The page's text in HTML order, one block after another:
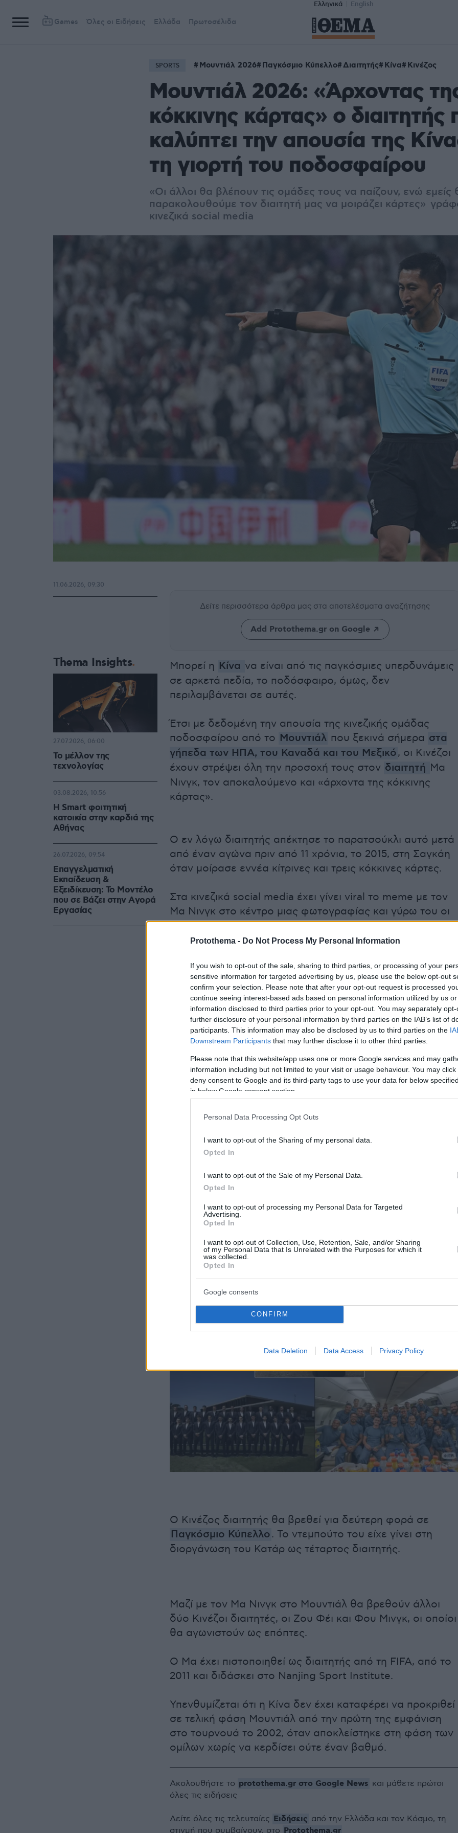
Protothema - Do Not Process My Personal Information
If you wish to opt-out of the sale, sharing to third parties, or processing of your
sensitive information for targeted advertising by us, please use the below opt-out
confirm your selection. Please note that after your opt-out request is processed
continue seeing interest-based ads based on personal information utilized by us
information disclosed to third parties prior to your opt-out. You may separately
further disclosure of your personal information by third parties on the IAB’s list of
participants. This information may also be disclosed by us to third parties on the
Downstream Participants that may further disclose it to other third parties.
Please note that this website/app uses one or more Google services and may
information including but not limited to your visit or usage behaviour. You may
deny consent to Google and its third-party tags to use your data for below
in below Google consent section.
Personal Data Processing Opt Outs
I want to opt-out of the Sharing of my personal data.
Opted In
I want to opt-out of the Sale of my Personal Data.
Opted In
I want to opt-out of processing my Personal Data for Targeted
Advertising.
Opted In
I want to opt-out of Collection, Use, Retention, Sale, and/or Sharing
of my Personal Data that Is Unrelated with the Purposes for which it
was collected.
Opted In
Google consents
CONFIRM
Data Deletion Data Access Privacy Policy
Ελληνικά English
Games Όλες οι Ειδήσεις Ελλάδα Πρωτοσέλιδα
SPORTS Μουντιάλ 2026 Παγκόσμιο Κύπελλο Διαιτητής Κίνα Κινέζος
Μουντιάλ 2026: «Άρχοντας
κόκκινης κάρτας» ο διαιτητής
καλύπτει την απουσία της
τη γιορτή του ποδοσφαίρου
«Οι άλλοι θα βλέπουν τις ομάδες τους να παίζουν, ενώ εμείς
παρακολουθούμε τον διαιτητή μας να μοιράζει κάρτες»
κινεζικά social media
Δείτε περισσότερα άρθρα μας στα αποτελέσματα αναζήτησης
Add Protothema.gr on Google
Μπορεί η Κίνα να είναι από τις παγκόσμιες υπερδυνάμεις
σε αρκετά πεδία, το ποδόσφαιρο, όμως, δεν
περιλαμβάνεται σε αυτές.
Έτσι με δεδομένη την απουσία της κινεζικής ομάδας
ποδοσφαίρου από το Μουντιάλ που ξεκινά σήμερα στα
γήπεδα των ΗΠΑ, του Καναδά και του Μεξικό, οι Κινέζοι
έχουν στρέψει όλη την προσοχή τους στον διαιτητή Μα
Νινγκ, τον αποκαλούμενο και «άρχοντα της κόκκινης
κάρτας».
Ο εν λόγω διαιτητής απέκτησε το παρατσούκλι αυτό μετά
από έναν αγώνα πριν από 11 χρόνια, το 2015, στη Σαγκάη
όταν μοίρασε εννέα κίτρινες και τρεις κόκκινες κάρτες.
Στα κινεζικά social media έχει γίνει viral το meme με τον
Μα Νινγκ στο κέντρο μιας φωτογραφίας και γύρω του οι
αποστολές εθνικών ομάδων που ταξίδεψαν στην
αμερικανική ήπειρο για το φετινό Μουντιάλ.
«Έχουμε τον Μα Νινγκ, ποιον έχετε εσείς;» αναρωτήθηκε
ένας χρήστης στην πλατφόρμα RedNote. «Οι άλλοι θα
βλέπουν τις ομάδες τους να παίζουν, ενώ εμείς θα
παρακολουθούμε τον διαιτητή μας να μοιράζει κάρτες»
σχολίασε ένας δεύτερος.
Ο Κινέζος διαιτητής θα βρεθεί για δεύτερη φορά σε
Παγκόσμιο Κύπελλο. Το ντεμπούτο του είχε γίνει στη
διοργάνωση του Κατάρ ως τέταρτος διαιτητής.
Μαζί με τον Μα Νινγκ στο Μουντιάλ θα βρεθούν άλλοι
δύο Κινέζοι διαιτητές, οι Ζου Φέι και Φου Μινγκ, οι οποίοι
θα αγωνιστούν ως επόπτες.
Ο Μα έχει πιστοποιηθεί ως διαιτητής από τη FIFA, από το
2011 και διδάσκει στο Nanjing Sport Institute.
Υπενθυμίζεται ότι η Κίνα δεν έχει καταφέρει να προκριθεί
σε τελική φάση Μουντιάλ από την πρώτη της εμφάνιση
στο τουρνουά το 2002, όταν αποκλείστηκε στη φάση των
ομίλων χωρίς να κερδίσει ούτε έναν βαθμό.
11.06.2026, 09:30
Thema Insights
Το μέλλον της
τεχνολογίας
27.07.2026, 06:00
Η Smart φοιτητική
κατοικία στην καρδιά της
Αθήνας
03.08.2026, 10:56
Επαγγελματική
Εκπαίδευση &
Εξειδίκευση: Το Mοντέλο
που σε Bάζει στην Aγορά
Eργασίας
26.07.2026, 09:54
Ακολουθήστε το protothema.gr στο Google News και μάθετε πρώτοι
όλες τις ειδήσεις
Δείτε όλες τις τελευταίες Ειδήσεις από την Ελλάδα και τον Κόσμο, τη
στιγμή που συμβαίνουν, στο